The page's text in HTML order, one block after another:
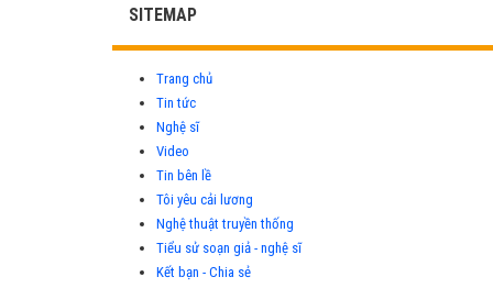
SITEMAP
Trang chủ
Tin tức
Nghệ sĩ
Video
Tin bên lề
Tôi yêu cải lương
Nghệ thuật truyền thống
Tiểu sử soạn giả - nghệ sĩ
Kết bạn - Chia sẻ